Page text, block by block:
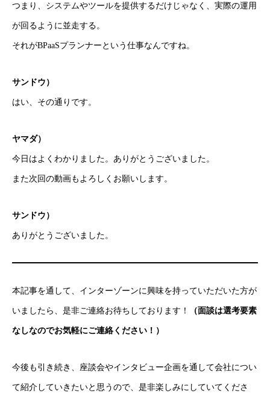
つまり、システムやツールを提供するだけじゃなく、実際の運用
が回るように並走する。
それがBPaaSプランナーという仕事なんですね。
サンドウ）
はい、その通りです。
ヤマダ）
今日はよくわかりました。ありがとうございました。
また次回の動画もよろしくお願いします。
サンドウ）
ありがとうございました。
本記事を通して、インターゾーンに興味を持っていただいた方が
いましたら、是非ご連絡お待ちしております！ （面談は選考要素
なしなのでお気軽にご連絡ください！）
今後も引き続き、座談会やインタビュー企画を通して会社につい
て紹介していきたいと思うので、是非楽しみにしていてくださ